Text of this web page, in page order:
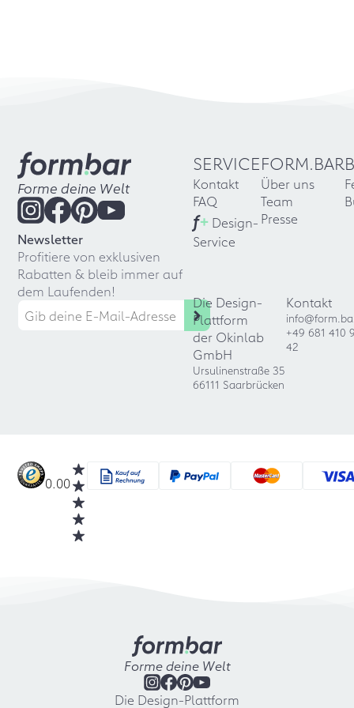
Forme deine Welt
Newsletter
Profitiere von exklusiven
Rabatten & bleib immer auf
dem Laufenden!
SERVICE
Kontakt
FAQ
f+ Design-
Service
FORM.BAR
Über uns
Team
Presse
Die Design-
Plattform
der Okinlab
GmbH
Ursulinenstraße 35
66111 Saarbrücken
Kontakt
+49 681 410
42
0.00
Forme deine Welt
Die Design-Plattform